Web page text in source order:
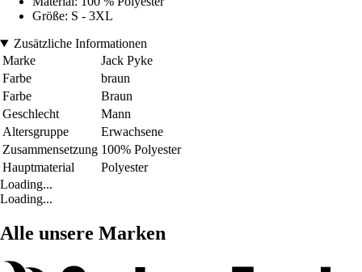
Größe: S - 3XL
Zusätzliche Informationen
Marke
Jack Pyke
Farbe
braun
Farbe
Braun
Geschlecht
Mann
Altersgruppe
Erwachsene
Zusammensetzung 100% Polyester
Hauptmaterial
Polyester
Loading...
Loading...
Alle unsere Marken